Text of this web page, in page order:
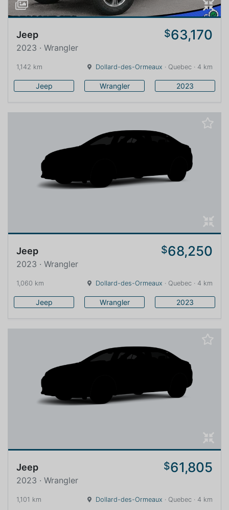
Jeep $63,170
2023 · Wrangler
1,142 km Dollard-des-Ormeaux · Quebec · 4 km
Jeep Wrangler 2023
Jeep $68,250
2023 · Wrangler
1,060 km Dollard-des-Ormeaux · Quebec · 4 km
Jeep Wrangler 2023
Jeep $61,805
2023 · Wrangler
1,101 km Dollard-des-Ormeaux · Quebec · 4 km